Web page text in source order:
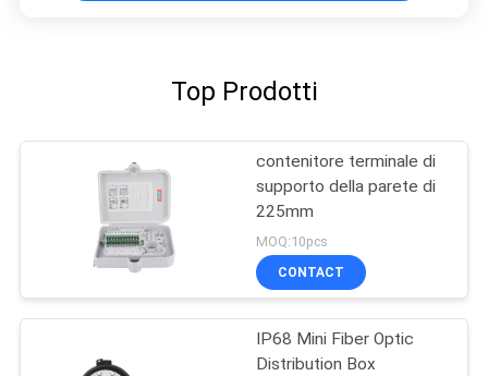
Top Prodotti
contenitore terminale di
supporto della parete di
225mm
MOQ:10pcs
CONTACT
IP68 Mini Fiber Optic
Distribution Box